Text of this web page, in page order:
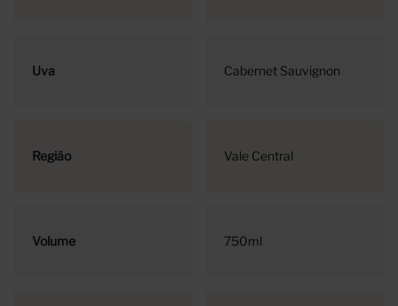
Uva Cabernet Sauvignon
Região Vale Central
Volume 750ml